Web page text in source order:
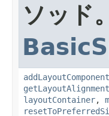
ソッド。
addLayoutComponent
layoutContainer,